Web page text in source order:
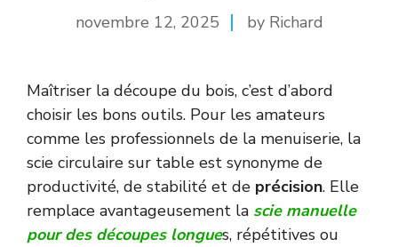
novembre 12, 2025 by Richard
Maîtriser la découpe du bois, c’est d’abord
choisir les bons outils. Pour les amateurs
comme les professionnels de la menuiserie, la
scie circulaire sur table est synonyme de
productivité, de stabilité et de précision. Elle
remplace avantageusement la scie manuelle
pour des découpes longues, répétitives ou